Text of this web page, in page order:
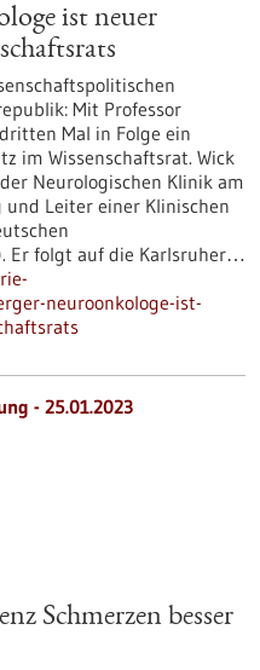
ist neuer
Mit Professor
Mal in Folge ein
im Wissenschaftsrat. Wick
Neurologischen Klinik am
Leiter einer Klinischen
Er folgt auf die Karlsruher…
neuroonkologe-ist-
- 25.01.2023
Schmerzen besser